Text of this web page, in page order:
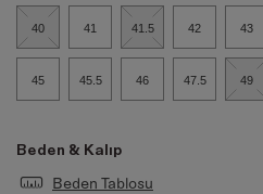
40 41 41.5 42 43
45 45.5 46 47.5 49
Beden & Kalıp
Beden Tablosu